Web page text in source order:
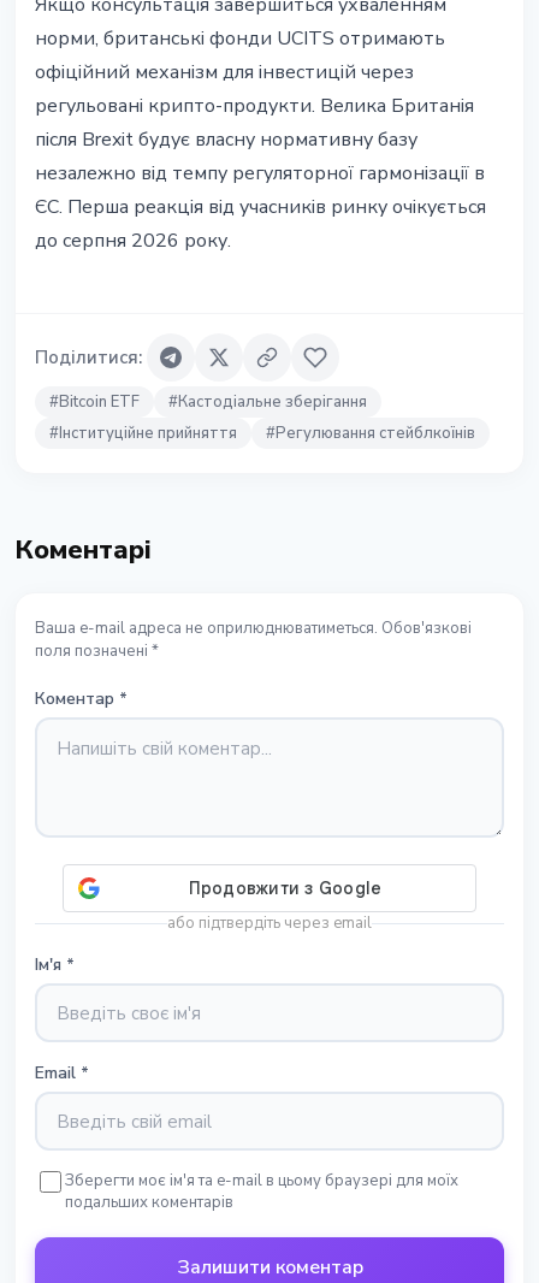
норми, британські фонди UCITS отримають
офіційний механізм для інвестицій через
регульовані крипто-продукти. Велика Британія
після Brexit будує власну нормативну базу
незалежно від темпу регуляторної гармонізації в
ЄС. Перша реакція від учасників ринку очікується
до серпня 2026 року.
Поділитися:
#Bitcoin ETF #Кастодіальне зберігання
#Інституційне прийняття #Регулювання стейблкоїнів
Коментарі
Ваша e-mail адреса не оприлюднюватиметься. Обов'язкові
поля позначені *
Коментар *
або підтвердіть через email
Ім'я *
Email *
Зберегти моє ім'я та e-mail в цьому браузері для моїх
подальших коментарів
Залишити коментар